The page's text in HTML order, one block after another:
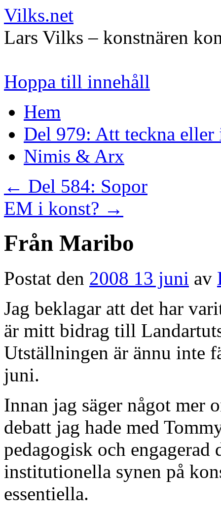
Vilks.net
Lars Vilks – konstnären
Hoppa till innehåll
Hem
Del 979: Att teckna eller
Nimis & Arx
← Del 584: Sopor
EM i konst? →
Från Maribo
Postat den 2008 13 juni av
Jag beklagar att det har
är mitt bidrag till
Utställningen är ännu inte
juni.
Innan jag säger något mer
debatt jag hade med
pedagogisk och engagerad
institutionella synen på
essentiella.